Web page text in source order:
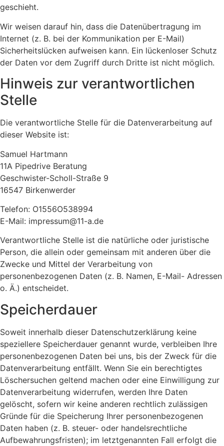
geschieht.
Wir weisen darauf hin, dass die Datenübertragung im
Internet (z. B. bei der Kommunikation per E-Mail)
Sicherheitslücken aufweisen kann. Ein lückenloser Schutz
der Daten vor dem Zugriff durch Dritte ist nicht möglich.
Hinweis zur verantwortlichen
Stelle
Die verantwortliche Stelle für die Datenverarbeitung auf
dieser Website ist:
Samuel Hartmann
11A Pipedrive Beratung
Geschwister-Scholl-Straße 9
16547 Birkenwerder
Telefon: O1556O538994
E-Mail: impressum@11-a.de
Verantwortliche Stelle ist die natürliche oder juristische
Person, die allein oder gemeinsam mit anderen über die
Zwecke und Mittel der Verarbeitung von
personenbezogenen Daten (z. B. Namen, E-Mail- Adressen
o. Ä.) entscheidet.
Speicherdauer
Soweit innerhalb dieser Datenschutzerklärung keine
speziellere Speicherdauer genannt wurde, verbleiben Ihre
personenbezogenen Daten bei uns, bis der Zweck für die
Datenverarbeitung entfällt. Wenn Sie ein berechtigtes
Löschersuchen geltend machen oder eine Einwilligung zur
Datenverarbeitung widerrufen, werden Ihre Daten
gelöscht, sofern wir keine anderen rechtlich zulässigen
Gründe für die Speicherung Ihrer personenbezogenen
Daten haben (z. B. steuer- oder handelsrechtliche
Aufbewahrungsfristen); im letztgenannten Fall erfolgt die